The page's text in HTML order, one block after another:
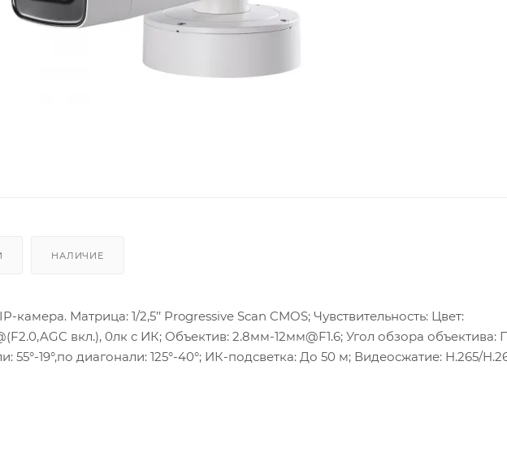
НАЛИЧИЕ
Матрица: 1/2,5’’ Progressive Scan CMOS; Чувствительность: Цвет:
вкл.), 0лк с ИК; Объектив: 2.8мм-12мм@F1.6; Угол обзора объектива:
55°-19°,по диагонали: 125°-40°; ИК-подсветка: До 50 м; Видеосжатие: H.265/
разъём питания Φ 5.5мм PoE(802.3at, class 3); Потребляемая мощность: